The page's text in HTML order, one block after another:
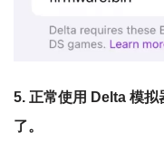
5. 正常使用 Delta 模
了。